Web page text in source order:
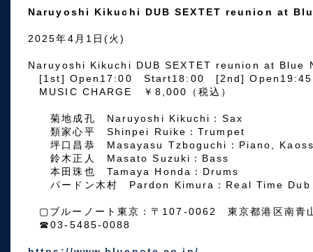
Naruyoshi Kikuchi DUB SEXTET reunion at
2025年4月1日(火)
Naruyoshi Kikuchi DUB SEXTET reunion at Blue
[1st] Open17:00 Start18:00 [2nd]
MUSIC CHARGE ￥8,000（税込）
菊地成孔 Naruyoshi Kikuchi：Sax
類家心平 Shinpei Ruike：Trumpet
坪口昌恭 Masayasu Tzboguchi：Piano,
鈴木正人 Masato Suzuki：Bass
本田珠也 Tamaya Honda：Drums
パードン木村 Pardon Kimura：Real Time
▢ブルーノート東京：〒107-0062 東京都港区
☎03-5485-0088